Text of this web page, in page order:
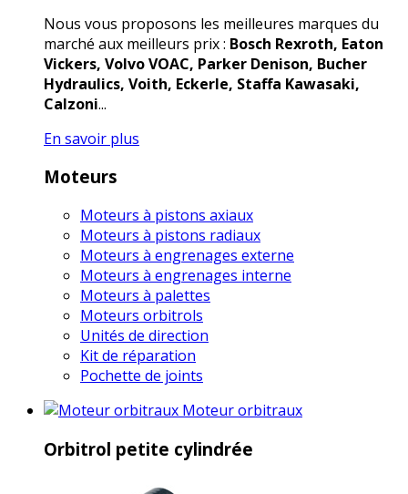
Nous vous proposons les meilleures marques du
marché aux meilleurs prix : Bosch Rexroth, Eaton
Vickers, Volvo VOAC, Parker Denison, Bucher
Hydraulics, Voith, Eckerle, Staffa Kawasaki,
Calzoni...
En savoir plus
Moteurs
Moteurs à pistons axiaux
Moteurs à pistons radiaux
Moteurs à engrenages externe
Moteurs à engrenages interne
Moteurs à palettes
Moteurs orbitrols
Unités de direction
Kit de réparation
Pochette de joints
Moteur orbitraux
Orbitrol petite cylindrée